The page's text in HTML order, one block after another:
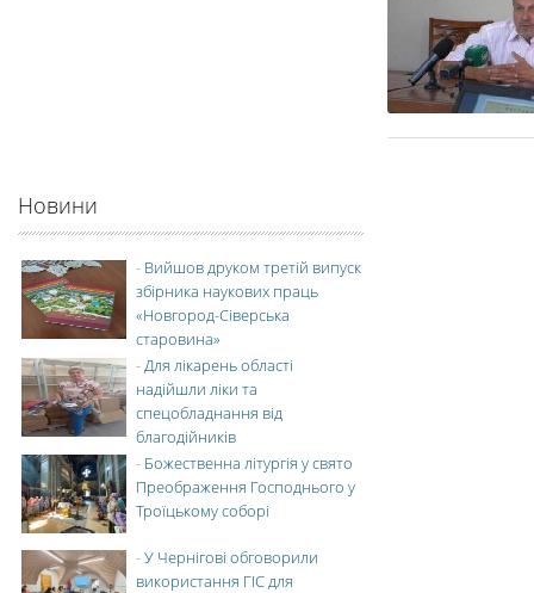
Новини
- Вийшов друком третій випуск
збірника наукових праць
«Новгород-Сіверська
старовина»
-Для лікарень області
надійшли ліки та
спецобладнання від
благодійників
- Божественна літургія у свято
Преображення Господнього у
Троїцькому соборі
-У Чернігові обговорили
використання ГІС для